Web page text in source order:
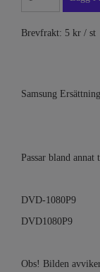
Brevfrakt: 5 kr / st
Samsung
Passar bland annat
DVD-1080P9
DVD1080P9
Obs! Bilden